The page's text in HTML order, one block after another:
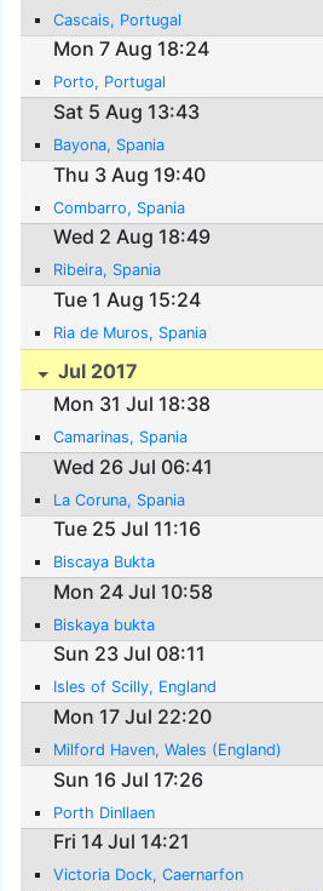
Cascais, Portugal
Mon 7 Aug 18:24
Porto, Portugal
Sat 5 Aug 13:43
Bayona, Spania
Thu 3 Aug 19:40
Combarro, Spania
Wed 2 Aug 18:49
Ribeira, Spania
Tue 1 Aug 15:24
Ria de Muros, Spania
Jul 2017
Mon 31 Jul 18:38
Camarinas, Spania
Wed 26 Jul 06:41
La Coruna, Spania
Tue 25 Jul 11:16
Biscaya Bukta
Mon 24 Jul 10:58
Biskaya bukta
Sun 23 Jul 08:11
Isles of Scilly, England
Mon 17 Jul 22:20
Milford Haven, Wales (England)
Sun 16 Jul 17:26
Porth Dinllaen
Fri 14 Jul 14:21
Victoria Dock, Caernarfon